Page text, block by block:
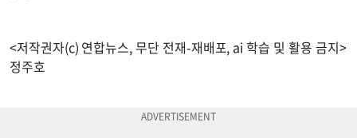
<저작권자(c) 연합뉴스, 무단 전재-재배포, ai 학습 및 활용 금지>
정주호